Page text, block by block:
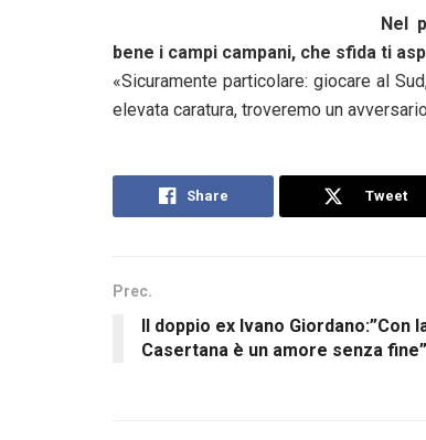
Nel
bene i campi campani, che sfida ti
«Sicuramente particolare: giocare al
elevata caratura, troveremo un
Share Tweet
Prec.
Il doppio ex Ivano Giordano:”Con
Casertana è un amore senza fine”